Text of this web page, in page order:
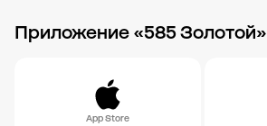
Приложение «585 Золотой»
App Store